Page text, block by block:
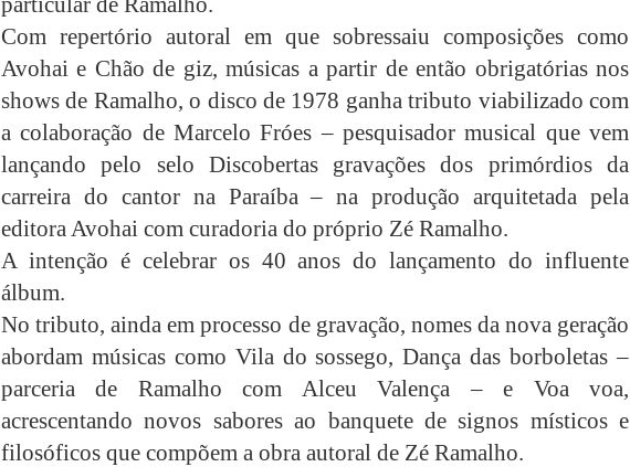
Com repertório autoral em que sobressaiu composições como
Avohai e Chão de giz, músicas a partir de então obrigatórias nos
shows de Ramalho, o disco de 1978 ganha tributo viabilizado com
a colaboração de Marcelo Fróes – pesquisador musical que vem
lançando pelo selo Discobertas gravações dos primórdios da
carreira do cantor na Paraíba – na produção arquitetada pela
editora Avohai com curadoria do próprio Zé Ramalho.
A intenção é celebrar os 40 anos do lançamento do influente
álbum.
No tributo, ainda em processo de gravação, nomes da nova geração
abordam músicas como Vila do sossego, Dança das borboletas –
parceria de Ramalho com Alceu Valença – e Voa voa,
acrescentando novos sabores ao banquete de signos místicos e
filosóficos que compõem a obra autoral de Zé Ramalho.